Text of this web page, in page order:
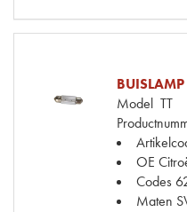
Model TT
OE
Codes
Maten